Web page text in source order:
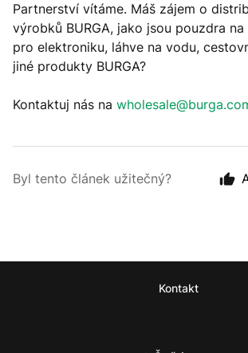
Partnerství vítáme. Máš zájem o
výrobků BURGA, jako jsou pouzdra
pro elektroniku, láhve na vodu,
jiné produkty BURGA?
Kontaktuj nás na
Byl tento článek užitečný?
Kontakt